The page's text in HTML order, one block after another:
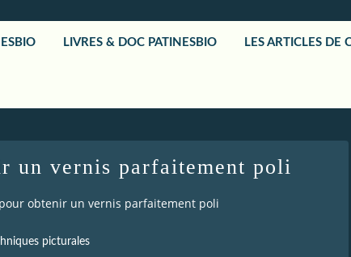
LIVRES & DOC PATINESBIO LES ARTICLES DE
un vernis parfaitement poli
obtenir un vernis parfaitement poli
picturales